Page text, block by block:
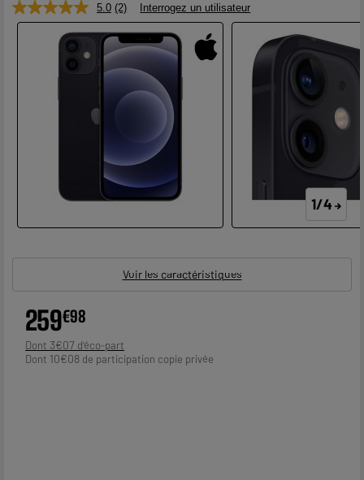
5.0 Lire
2
avis.
Lien
sur
la
même
page.
(2) Interrogez un utilisateur
1/4
Voir les caractéristiques
259€98
Dont 3€07
Dont 10€08